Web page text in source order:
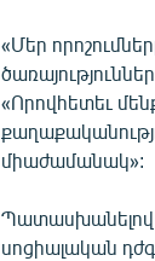
«Մեր
«Որովհետեւ
միաժամանակ»:
Պատասխանելով
սոցիալական